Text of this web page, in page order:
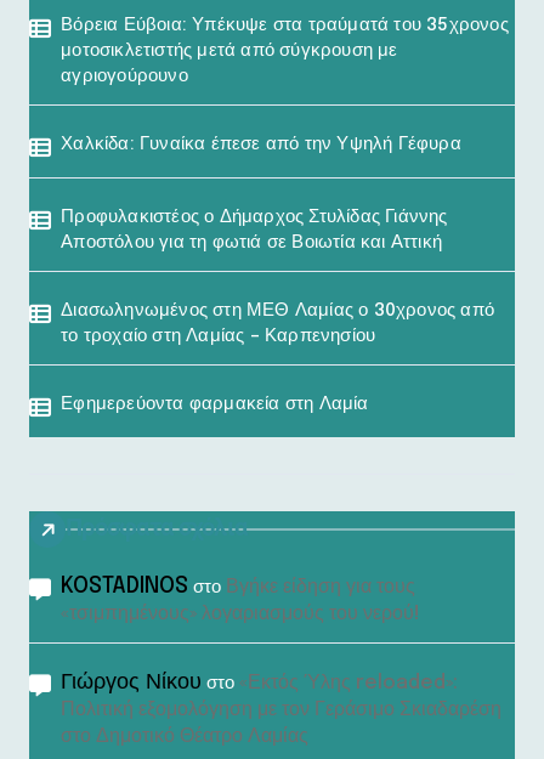
Βόρεια Εύβοια: Υπέκυψε στα τραύματά του 35χρονος
μοτοσικλετιστής μετά από σύγκρουση με
αγριογούρουνο
Χαλκίδα: Γυναίκα έπεσε από την Υψηλή Γέφυρα
Προφυλακιστέος ο Δήμαρχος Στυλίδας Γιάννης
Αποστόλου για τη φωτιά σε Βοιωτία και Αττική
Διασωληνωμένος στη ΜΕΘ Λαμίας ο 30χρονος από
το τροχαίο στη Λαμίας – Καρπενησίου
Εφημερεύοντα φαρμακεία στη Λαμία
Πρόσφατα σχόλια
KOSTADINOS στο Βγήκε είδηση για τους
«τσιμπημένους» λογαριασμούς του νερού!
Γιώργος Νίκου στο «Εκτός Ύλης reloaded»:
Πολιτική εξομολόγηση με τον Γεράσιμο Σκιαδαρέση
στο Δημοτικό Θέατρο Λαμίας